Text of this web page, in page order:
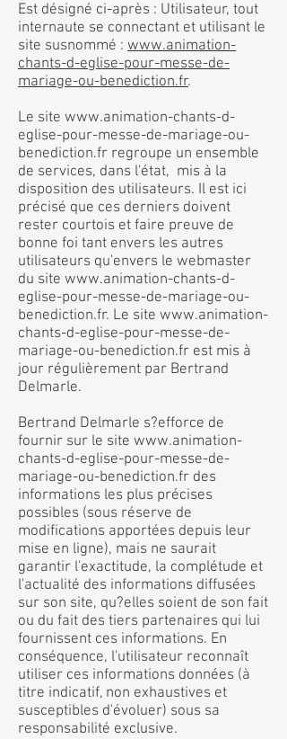
Est désigné ci-après : Utilisateur, tout
internaute se connectant et utilisant le
site susnommé : www.animation-
chants-d-eglise-pour-messe-de-
mariage-ou-benediction.fr.
Le site www.animation-chants-d-
eglise-pour-messe-de-mariage-ou-
benediction.fr regroupe un ensemble
de services, dans l'état, mis à la
disposition des utilisateurs. Il est ici
précisé que ces derniers doivent
rester courtois et faire preuve de
bonne foi tant envers les autres
utilisateurs qu'envers le webmaster
du site www.animation-chants-d-
eglise-pour-messe-de-mariage-ou-
benediction.fr. Le site www.animation-
chants-d-eglise-pour-messe-de-
mariage-ou-benediction.fr est mis à
jour régulièrement par Bertrand
Delmarle.
Bertrand Delmarle s?efforce de
fournir sur le site www.animation-
chants-d-eglise-pour-messe-de-
mariage-ou-benediction.fr des
informations les plus précises
possibles (sous réserve de
modifications apportées depuis leur
mise en ligne), mais ne saurait
garantir l'exactitude, la complétude et
l'actualité des informations diffusées
sur son site, qu?elles soient de son fait
ou du fait des tiers partenaires qui lui
fournissent ces informations. En
conséquence, l'utilisateur reconnaît
utiliser ces informations données (à
titre indicatif, non exhaustives et
susceptibles d'évoluer) sous sa
responsabilité exclusive.